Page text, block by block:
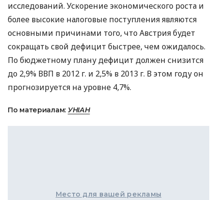
исследований. Ускорение экономического роста и
более высокие налоговые поступления являются
основными причинами того, что Австрия будет
сокращать свой дефицит быстрее, чем ожидалось.
По бюджетному плану дефицит должен снизится
до 2,9% ВВП в 2012 г. и 2,5% в 2013 г. В этом году он
прогнозируется на уровне 4,7%.
По материалам: УНІАН
Место для вашей рекламы